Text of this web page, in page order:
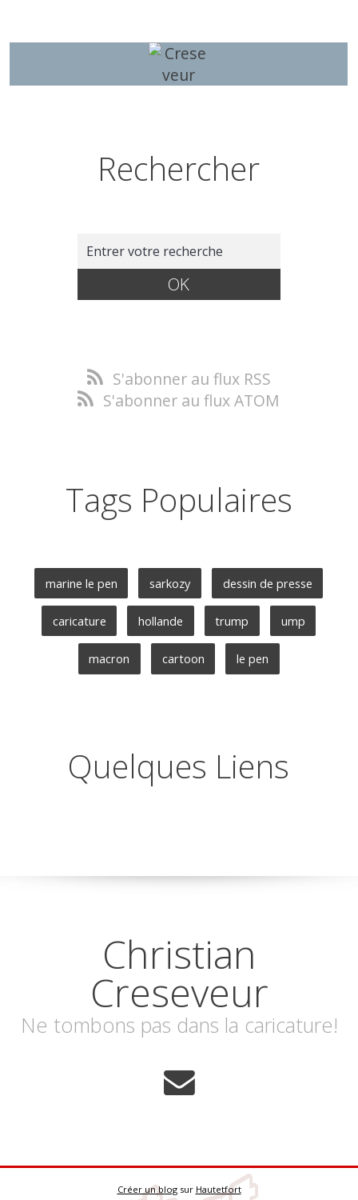
Rechercher
S'abonner au flux RSS
S'abonner au flux ATOM
Tags Populaires
marine le pen sarkozy dessin de presse
caricature hollande trump ump
macron cartoon le pen
Quelques Liens
Christian
Creseveur
Ne tombons pas dans la caricature!
Créer un blogsur Hautetfort